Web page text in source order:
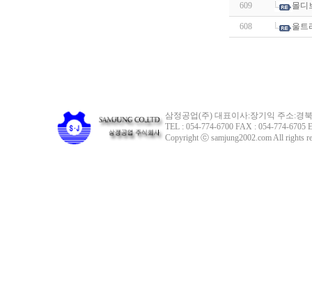
609 몰디
608 울트
삼정공업(주) 대표이사:장기익 주소:경
TEL : 054-774-6700 FAX : 054-774-6705
Copyright ⓒ samjung2002.com All rights